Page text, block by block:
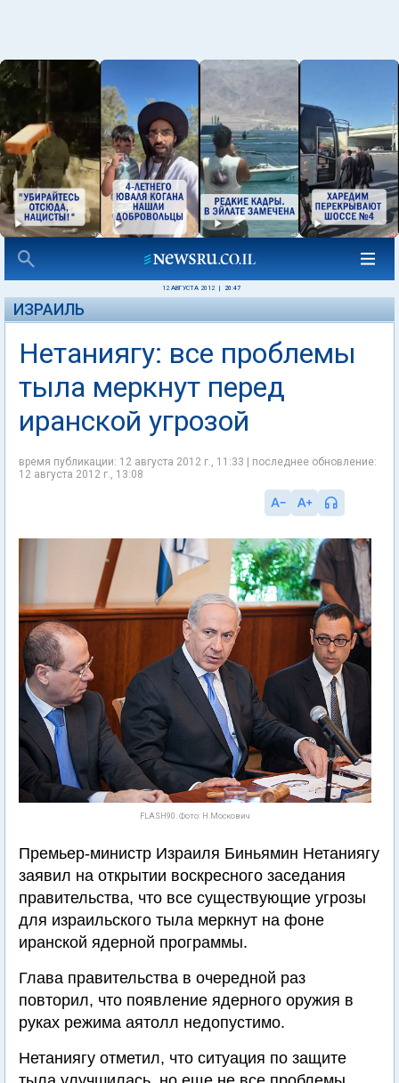
12 АВГУСТА 2012 20:47
ИЗРАИЛЬ
Нетаниягу: все проблемы
тыла меркнут перед
иранской угрозой
время публикации: 12 августа 2012 г., 11:33 | последнее обновление:
12 августа 2012 г., 13:08
FLASH90. Фото: Н.Москович
Премьер-министр Израиля Биньямин Нетаниягу
заявил на открытии воскресного заседания
правительства, что все существующие угрозы
для израильского тыла меркнут на фоне
иранской ядерной программы.
Глава правительства в очередной раз
повторил, что появление ядерного оружия в
руках режима аятолл недопустимо.
Нетаниягу отметил, что ситуация по защите